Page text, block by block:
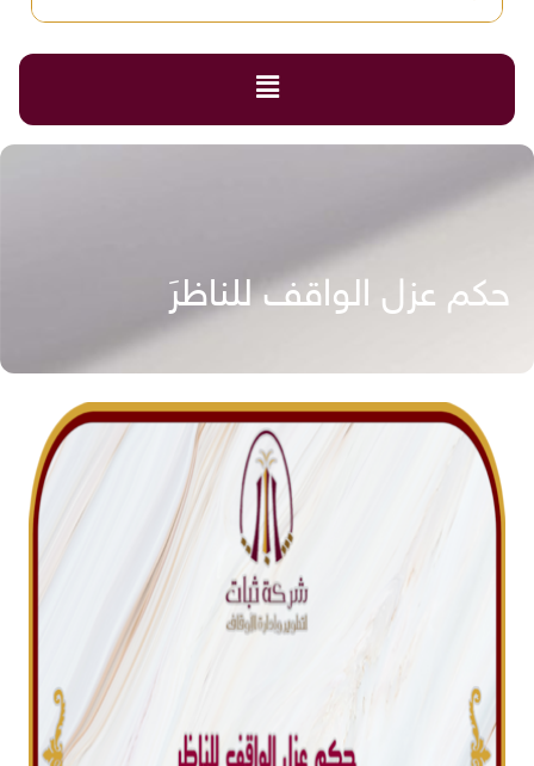
حكم عزل الواقف للناظرَ